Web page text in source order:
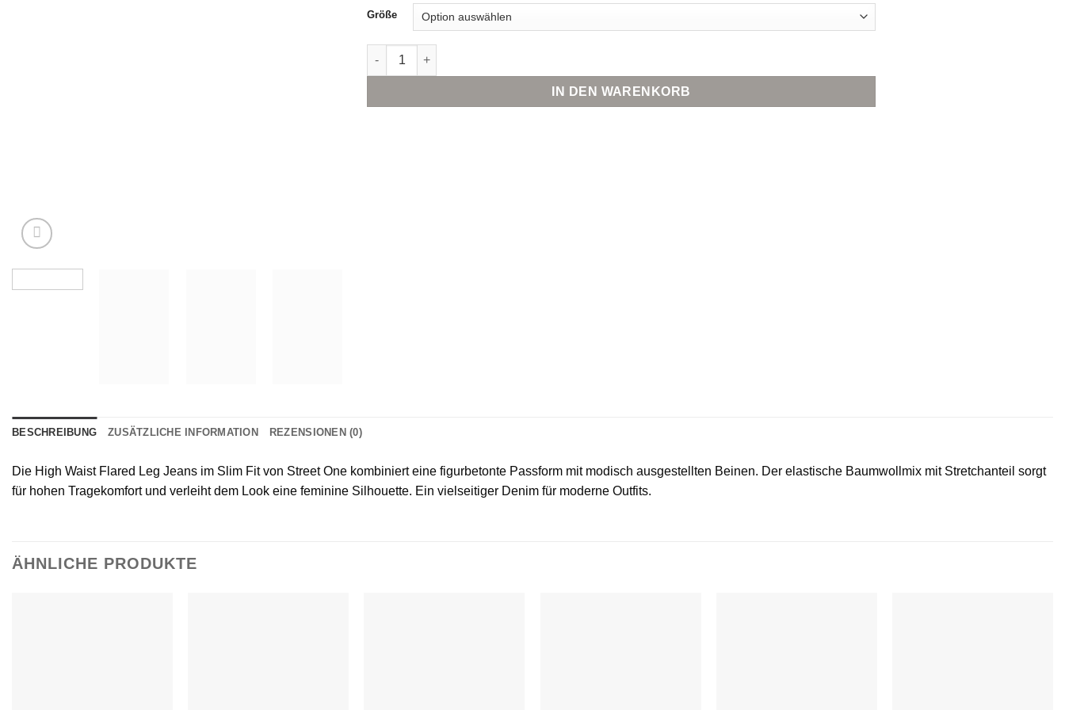
Größe
Street One High Waist Flared Leg Jeans im Slim Fit Menge
IN DEN WARENKORB
BESCHREIBUNG ZUSÄTZLICHE INFORMATION REZENSIONEN (0)
Die High Waist Flared Leg Jeans im Slim Fit von Street One kombiniert eine figurbetonte Passform mit modisch ausgestellten Beinen. Der elastische Baumwollmix mit Stretchanteil sorgt
für hohen Tragekomfort und verleiht dem Look eine feminine Silhouette. Ein vielseitiger Denim für moderne Outfits.
ÄHNLICHE PRODUKTE